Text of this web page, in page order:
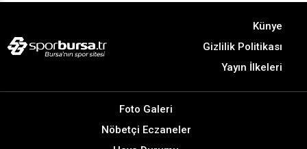
Künye
Gizlilik Politikası
Yayın İlkeleri
Foto Galeri
Nöbetçi Eczaneler